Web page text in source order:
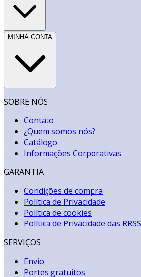
MINHA CONTA
SOBRE NÓS
Contato
¿Quem somos nós?
Catálogo
Informações Corporativas
GARANTIA
Condições de compra
Política de Privacidade
Política de cookies
Política de Privacidade das RRSS
SERVIÇOS
Envio
Portes gratuitos